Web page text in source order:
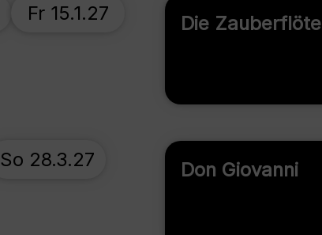
Die Zauberflöte
Fr 15.1.27
Don Giovanni
So 28.3.27